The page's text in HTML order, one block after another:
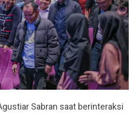
Sabran saat berinteraksi